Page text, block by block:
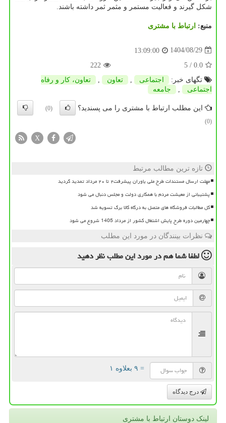
شکل گیرند و فعالیت مستمر و مثمر ثمر داشته باشند.
منبع: ارتباط با مشتری
1404/08/29
13:09:00
0.0
/ 5
222
تگهای خبر:
اجتماعی , تعاون ,
تعاون، كار و رفاه
اجتماعی
, جامعه
این مطلب ارتباط با مشتری را می پسندید؟
(0)
(0)
X
تازه ترین مطالب مرتبط
مهلت ارسال مستندات طرح ملی یاوران پیشرفت۲ تا ۲۰ مرداد تمدید گردید
پشتیبانی از معیشت مردم با همکاری دولت و مجلس دنبال می شود
کل مطالبات فروشگاه های متصل به درگاه کالا برگ تسویه شد
چهارمین دوره طرح پایش اشتغال کشور از مرداد 1405 شروع می شود
نظرات بینندگان در مورد این مطلب
لطفا شما همدر مورد این مطلبنظر دهید
= ۹ بعلاوه ۱
درج دیدگاه
لینک دوستان ارتباط با مشتری